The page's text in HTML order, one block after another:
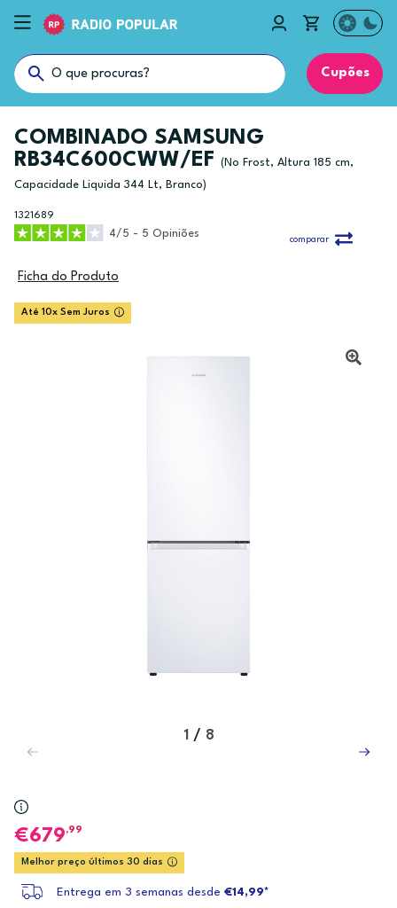
Cupões
COMBINADO SAMSUNG
RB34C600CWW/EF
(No Frost, Altura 185 cm,
Capacidade Liquida 344 Lt, Branco)
1321689
4/5 - 5 Opiniões
comparar
Ficha do Produto
Até 10x Sem Juros
1 / 8
679,99
Melhor preço últimos 30 dias
Entrega em 3 semanas desde €14,99*